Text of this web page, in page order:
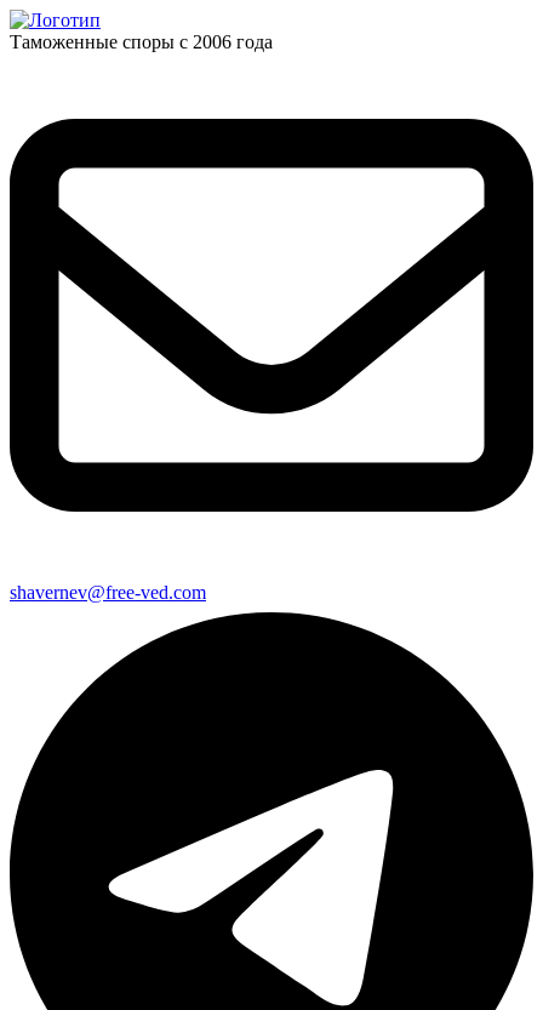
Таможенные споры с 2006 года
shavernev@free-ved.com